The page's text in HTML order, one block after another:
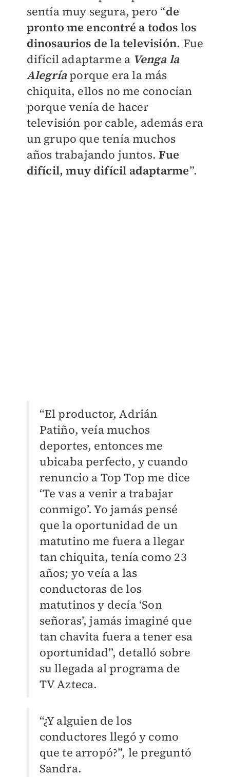
sentía muy segura, pero “de
pronto me encontré a todos los
dinosaurios de la televisión. Fue
difícil adaptarme a Venga la
Alegríaporque era la más
chiquita, ellos no me conocían
porque venía de hacer
televisión por cable, además era
un grupo que tenía muchos
años trabajando juntos.Fue
difícil, muy difícil adaptarme”.
“El productor, Adrián
Patiño, veía muchos
deportes, entonces me
ubicaba perfecto, y cuando
renuncio a Top Top me dice
‘Te vas a venir a trabajar
conmigo’. Yo jamás pensé
que la oportunidad de un
matutino me fuera a llegar
tan chiquita, tenía como 23
años; yo veía a las
conductoras de los
matutinos y decía ‘Son
señoras’, jamás imaginé que
tan chavita fuera a tener esa
oportunidad”, detalló sobre
su llegada al programa de
TV Azteca.
“¿Y alguien de los
conductores llegó y como
que te arropó?”, le preguntó
Sandra.